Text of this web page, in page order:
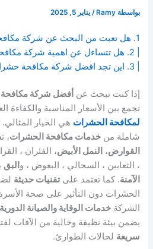
بواسطة Ramy
/يناير 5, 2025
1. هل تعبت من البحث عن شركة
| 2. هل تتساءل عن اهمية شركة
| 3. اين تجد افضل شركة مكافحة حشرات بهليوبليس ؟
إذا كنت تبحث عن أفضل شركة
تجمع بين الأسعار المناسبة والكفاءة
لمكافحة الحشرات هي الخيار
شاملة منخدمات مكافحة الحشرات،
القوارض، النمل الأبيض، الفئران ،
، الثعابين ، السحالي ، البعوض ، و البق
الآمنة. كما تعتمد علىتقنيات حديثة
الحشرات دون التأثير على صحة
الشركةخدمات الوقاية والصيانة الدورية
يضمن بيئة نظيفة وخالية من الآفات
سريعة لحالات الطوارئ.